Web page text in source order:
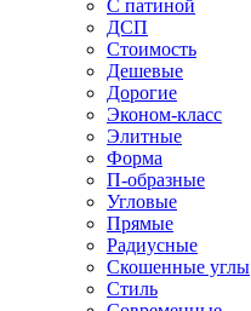
С патиной
ДСП
Стоимость
Дешевые
Дорогие
Эконом-класс
Элитные
Форма
П-образные
Угловые
Прямые
Радиусные
Скошенные углы
Стиль